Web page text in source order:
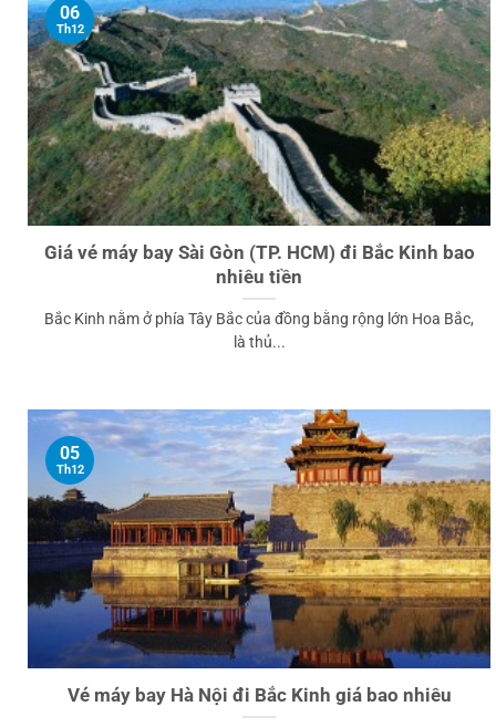
Giá vé máy bay Sài Gòn (TP. HCM) đi Bắc Kinh bao
nhiêu tiền
Bắc Kinh nằm ở phía Tây Bắc của đồng bằng rộng lớn Hoa Bắc,
là thủ...
06
Th12
Vé máy bay Hà Nội đi Bắc Kinh giá bao nhiêu
05
Th12